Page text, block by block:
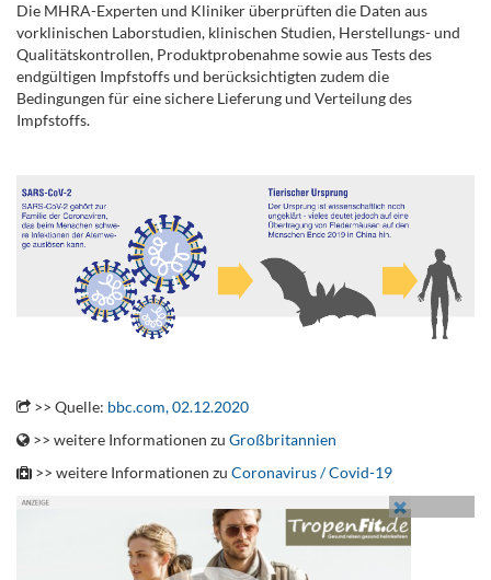
Die MHRA-Experten und Kliniker überprüften die Daten aus
vorklinischen Laborstudien, klinischen Studien, Herstellungs- und
Qualitätskontrollen, Produktprobenahme sowie aus Tests des
endgültigen Impfstoffs und berücksichtigten zudem die
Bedingungen für eine sichere Lieferung und Verteilung des
Impfstoffs.
>> Quelle: bbc.com, 02.12.2020
>> weitere Informationen zu Großbritannien
>> weitere Informationen zu Coronavirus / Covid-19